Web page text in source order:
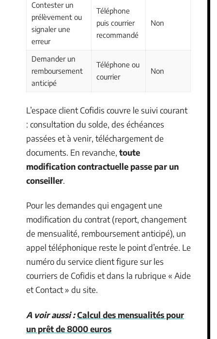
Contester un
prélèvement ou
signaler une
erreur
Téléphone
puis courrier
recommandé
Non
Demander un
remboursement
anticipé
Téléphone ou
courrier
Non
L’espace client Cofidis couvre le suivi courant
: consultation du solde, des échéances
passées et à venir, téléchargement de
documents. En revanche, toute
modification contractuelle passe par un
conseiller.
Pour les demandes qui engagent une
modification du contrat (report, changement
de mensualité, remboursement anticipé), un
appel téléphonique reste le point d’entrée. Le
numéro du service client figure sur les
courriers de Cofidis et dans la rubrique « Aide
et Contact » du site.
A voir aussi :Calcul des mensualités pour
un prêt de 8000 euros